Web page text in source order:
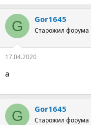
G Gor1645
Старожил форума
17.04.2020
а
G Gor1645
Старожил форума